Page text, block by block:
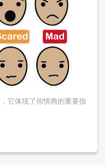
它体现了你情商的重要指